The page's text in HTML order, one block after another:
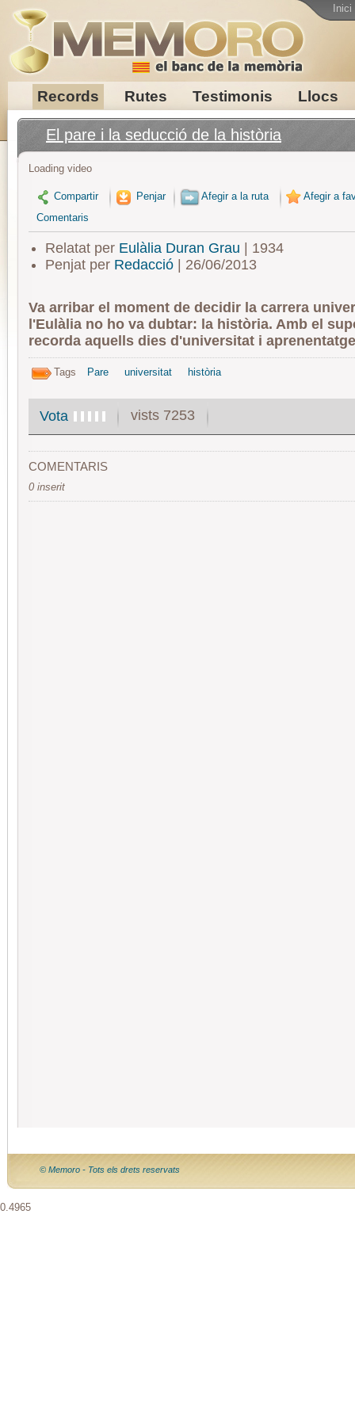
Records Rutes Testimonis Llocs
Inici
El pare i la seducció de la història
Loading video
Compartir Penjar Afegir a la ruta
Afegir a
Comentaris
Relatat per Eulàlia Duran Grau | 1934
Penjat per Redacció| 26/06/2013
Va arribar el moment de decidir la carrera
l'Eulàlia no ho va dubtar: la història. Amb el
recorda aquells dies d'universitat i
Tags Pare universitat història
Vota vists 7253
COMENTARIS
0 inserit
© Memoro - Tots els drets reservats
0.4965